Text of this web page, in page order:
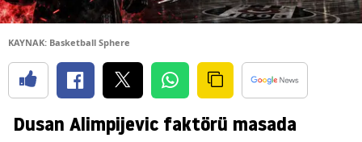
KAYNAK: Basketball Sphere
Dusan Alimpijevic faktörü masada